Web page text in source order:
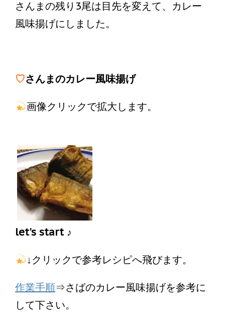
さんまの残り3尾は目先を変えて、カレー
風味揚げにしました。
♡さんまのカレー風味揚げ
画像クリックで拡大します。
let's start ♪
↓クリックで参考レシピへ飛びます。
作業手順⇒さばのカレー風味揚げを参考に
して下さい。